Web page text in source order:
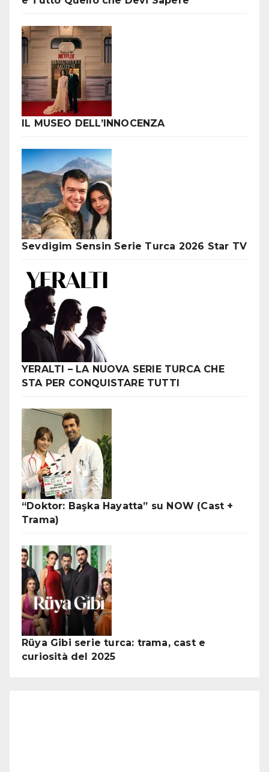
IL MUSEO DELL’INNOCENZA
Sevdigim Sensin Serie Turca 2026 Star TV
YERALTI – LA NUOVA SERIE TURCA CHE
STA PER CONQUISTARE TUTTI
“Doktor: Başka Hayatta” su NOW (Cast +
Trama)
Rüya Gibi serie turca: trama, cast e
curiosità del 2025